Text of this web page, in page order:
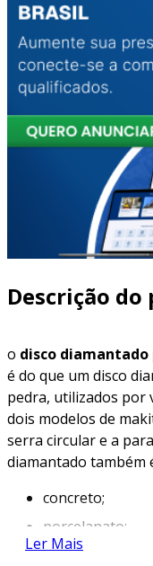
Descrição
o disco
é do que um disco
pedra, utilizados por
dois modelos de
serra circular e a
diamantado também
concreto;
porcelanato;
madeira.
Ler Mais